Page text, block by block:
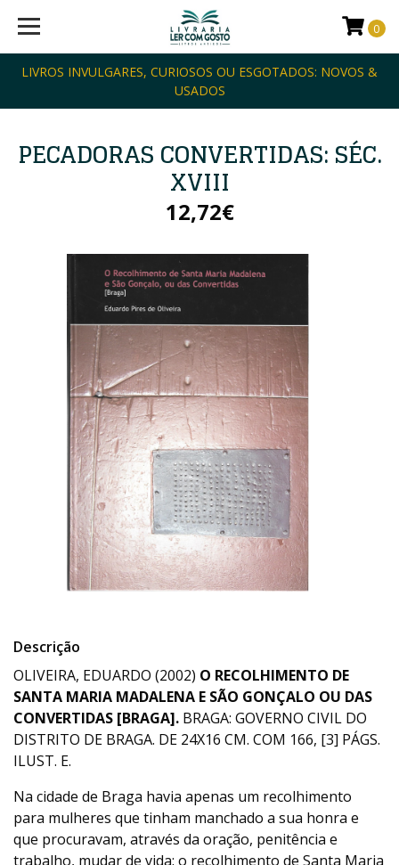
LIVROS INVULGARES, CURIOSOS OU ESGOTADOS: NOVOS &
USADOS
0
PECADORAS CONVERTIDAS: SÉC.
XVIII
12,72€
Descrição
OLIVEIRA, EDUARDO (2002) O RECOLHIMENTO DE
SANTA MARIA MADALENA E SÃO GONÇALO OU DAS
CONVERTIDAS [BRAGA]. BRAGA: GOVERNO CIVIL DO
DISTRITO DE BRAGA. DE 24X16 CM. COM 166, [3] PÁGS.
ILUST. E.
Na cidade de Braga havia apenas um recolhimento
para mulheres que tinham manchado a sua honra e
que procuravam, através da oração, penitência e
trabalho, mudar de vida: o recolhimento de Santa Maria